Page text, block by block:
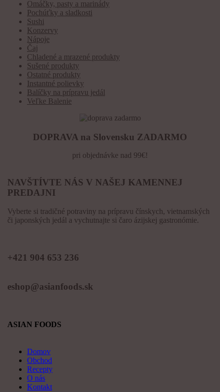
Omáčky, pasty a marinády
Pochúťky a sladkosti
Sushi
Konzervy
Nápoje
Čaj
Chladené a mrazené produkty
Sušené produkty
Ostatné produkty
Instantné polievky
Balíčky na prípravu jedál
Veľke Balenie
DOPRAVA na Slovensku ZADARMO
pri objednávke nad 99€!
NAVŠTÍVTE NÁS V NAŠEJ KAMENNEJ
PREDAJNI
Vyberte si tradičné potraviny na prípravu čínskych, vietnamských
či japonských jedál a vychutnajte si čaro ázijskej gastronómie.
+421 904 653 236
eshop@asianfoods.sk
ASIAN FOODS
Domov
Obchod
Recepty
O nás
Kontakt